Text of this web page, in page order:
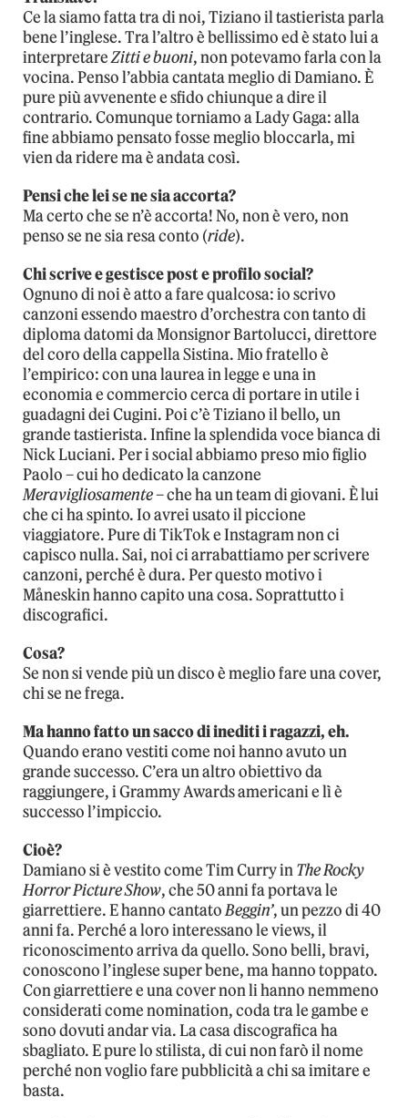
Ce la siamo fatta tra di noi, Tiziano il tastierista parla
bene l’inglese. Tra l’altro è bellissimo ed è stato lui a
interpretareZitti e buoni, non potevamo farla con la
vocina. Penso l’abbia cantata meglio di Damiano. È
pure più avvenente e sfido chiunque a dire il
contrario. Comunque torniamo a Lady Gaga: alla
fine abbiamo pensato fosse meglio bloccarla, mi
vien da ridere ma è andata così.
Pensi che lei se ne sia accorta?
Ma certo che se n’è accorta! No, non è vero, non
penso se ne sia resa conto (ride).
Chi scrive e gestisce post e profilo social?
Ognuno di noi è atto a fare qualcosa: io scrivo
canzoni essendo maestro d’orchestra con tanto di
diploma datomi da Monsignor Bartolucci, direttore
del coro della cappella Sistina. Mio fratello è
l’empirico: con una laurea in legge e una in
economia e commercio cerca di portare in utile i
guadagni dei Cugini. Poi c’è Tiziano il bello, un
grande tastierista. Infine la splendida voce bianca di
Nick Luciani. Per i social abbiamo preso mio figlio
Paolo – cui ho dedicato la canzone
Meravigliosamente– che ha un team di giovani. È lui
che ci ha spinto. Io avrei usato il piccione
viaggiatore. Pure di TikTok e Instagram non ci
capisco nulla. Sai, noi ci arrabattiamo per scrivere
canzoni, perché è dura. Per questo motivo i
Måneskin hanno capito una cosa. Soprattutto i
discografici.
Cosa?
Se non si vende più un disco è meglio fare una cover,
chi se ne frega.
Ma hanno fatto un sacco di inediti i ragazzi, eh.
Quando erano vestiti come noi hanno avuto un
grande successo. C’era un altro obiettivo da
raggiungere, i Grammy Awards americani e lì è
successo l’impiccio.
Cioè?
Damiano si è vestito come Tim Curry inThe Rocky
Horror Picture Show, che 50 anni fa portava le
giarrettiere. E hanno cantatoBeggin’, un pezzo di 40
anni fa. Perché a loro interessano le views, il
riconoscimento arriva da quello. Sono belli, bravi,
conoscono l’inglese super bene, ma hanno toppato.
Con giarrettiere e una cover non li hanno nemmeno
considerati come nomination, coda tra le gambe e
sono dovuti andar via. La casa discografica ha
sbagliato. E pure lo stilista, di cui non farò il nome
perché non voglio fare pubblicità a chi sa imitare e
basta.